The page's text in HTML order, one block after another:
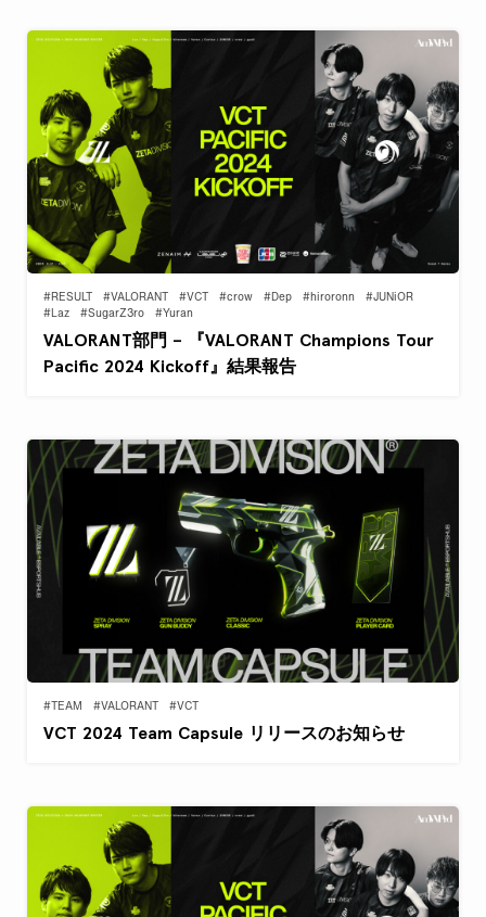
#RESULT #VALORANT #VCT #crow #Dep #hiroronn
#JUNiOR
#Laz
#SugarZ3ro #Yuran
VALORANT部門 – 『VALORANT Champions Tour
Pacific 2024 Kickoff』結果報告
#TEAM #VALORANT #VCT
VCT 2024 Team Capsule リリースのお知らせ